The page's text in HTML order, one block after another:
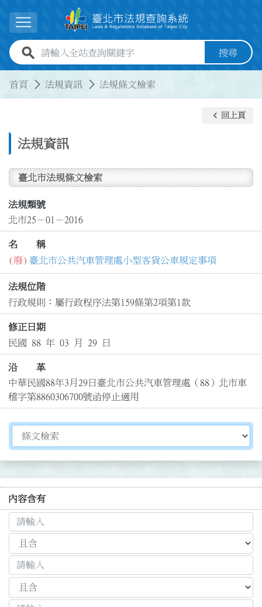
展開選單
全站查詢關鍵字欄位 搜尋
首頁 法規資訊 法規條文檢索
法規資訊
keyboard_arrow_left 回上頁
臺北市法規條文檢索
法規類號
北市25－01－2016
名 稱
(廢) 臺北市公共汽車管理處小型客貨公車規定事項
法規位階
行政規則：屬行政程序法第159條第2項第1款
修正日期
民國 88 年 03 月 29 日
沿 革
中華民國88年3月29日臺北市公共汽車管理處（88）北市車
稽字第8860306700號函停止適用
切換選擇法規資訊內容
內容含有